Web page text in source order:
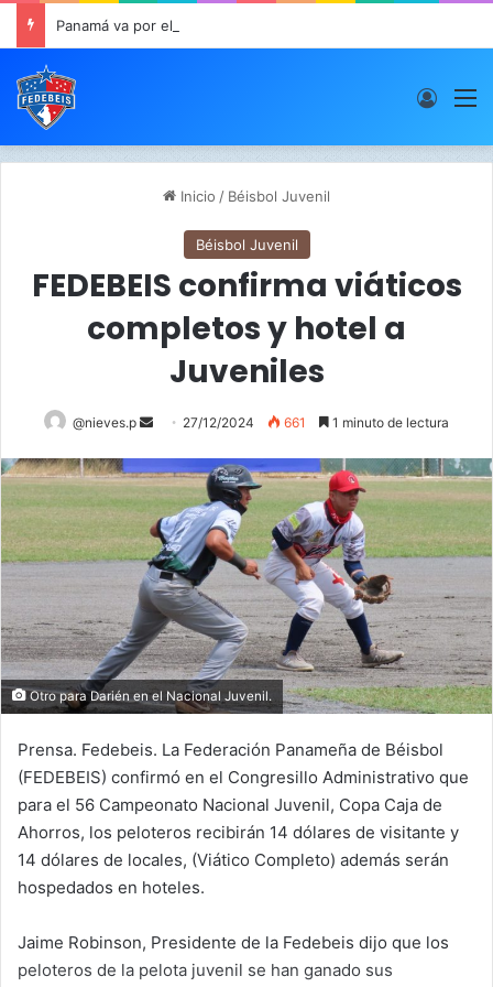
Panamá va por el oro este viernes en JCDC
Inicio / Béisbol Juvenil
Béisbol Juvenil
FEDEBEIS confirma viáticos
completos y hotel a
Juveniles
@nieves.p
n
d
a
n
e
m
a
i
27/12/2024 661 1 minuto de lectura
Otro para Darién en el Nacional Juvenil.
Prensa. Fedebeis. La Federación Panameña de Béisbol
(FEDEBEIS) confirmó en el Congresillo Administrativo que
para el 56 Campeonato Nacional Juvenil, Copa Caja de
Ahorros, los peloteros recibirán 14 dólares de visitante y
14 dólares de locales, (Viático Completo) además serán
hospedados en hoteles.
Jaime Robinson, Presidente de la Fedebeis dijo que los
peloteros de la pelota juvenil se han ganado sus